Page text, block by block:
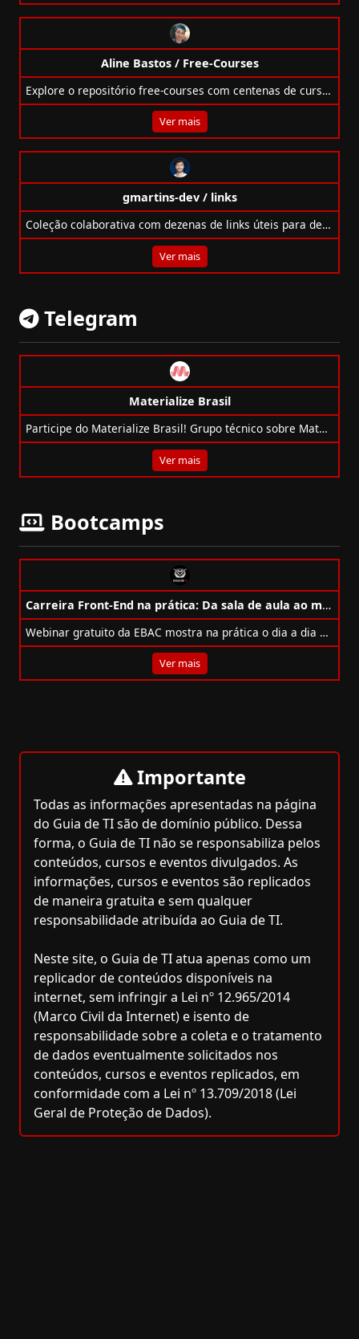
Aline Bastos / Free-Courses
Explore o repositório free-courses com centenas de cursos e eBooks gratuitos de TI em áreas como backend, frontend, data science e cibersegurança.
Ver mais
gmartins-dev / links
Coleção colaborativa com dezenas de links úteis para devs: projetos, design, vagas, cursos, APIs, ferramentas e comunidades.
Ver mais
Telegram
Materialize Brasil
Participe do Materialize Brasil! Grupo técnico sobre Materialize, o framework CSS para design responsivo e moderno.
Ver mais
Bootcamps
Carreira Front-End na prática: Da sala de aula ao mercado
Webinar gratuito da EBAC mostra na prática o dia a dia de um desenvolvedor front-end e como conquistar seu primeiro emprego na área.
Ver mais
Importante
Todas as informações apresentadas na página
do Guia de TI são de domínio público. Dessa
forma, o Guia de TI não se responsabiliza pelos
conteúdos, cursos e eventos divulgados. As
informações, cursos e eventos são replicados
de maneira gratuita e sem qualquer
responsabilidade atribuída ao Guia de TI.
Neste site, o Guia de TI atua apenas como um
replicador de conteúdos disponíveis na
internet, sem infringir a Lei nº 12.965/2014
(Marco Civil da Internet) e isento de
responsabilidade sobre a coleta e o tratamento
de dados eventualmente solicitados nos
conteúdos, cursos e eventos replicados, em
conformidade com a Lei nº 13.709/2018 (Lei
Geral de Proteção de Dados).